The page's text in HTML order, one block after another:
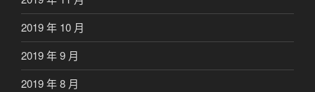
2019 年 10 月
2019 年 9 月
2019 年 8 月